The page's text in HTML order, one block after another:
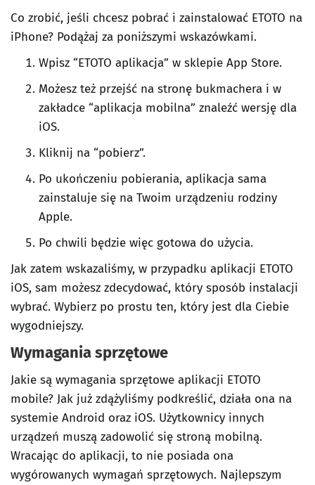
Co zrobić, jeśli chcesz pobrać i zainstalować ETOTO na
iPhone? Podążaj za poniższymi wskazówkami.
Wpisz “ETOTO aplikacja” w sklepie App Store.
Możesz też przejść na stronę bukmachera i w
zakładce “aplikacja mobilna” znaleźć wersję dla
iOS.
Kliknij na “pobierz”.
Po ukończeniu pobierania, aplikacja sama
zainstaluje się na Twoim urządzeniu rodziny
Apple.
Po chwili będzie więc gotowa do użycia.
Jak zatem wskazaliśmy, w przypadku aplikacji ETOTO
iOS, sam możesz zdecydować, który sposób instalacji
wybrać. Wybierz po prostu ten, który jest dla Ciebie
wygodniejszy.
Wymagania sprzętowe
Jakie są wymagania sprzętowe aplikacji ETOTO
mobile? Jak już zdążyliśmy podkreślić, działa ona na
systemie Android oraz iOS. Użytkownicy innych
urządzeń muszą zadowolić się stroną mobilną.
Wracając do aplikacji, to nie posiada ona
wygórowanych wymagań sprzętowych. Najlepszym